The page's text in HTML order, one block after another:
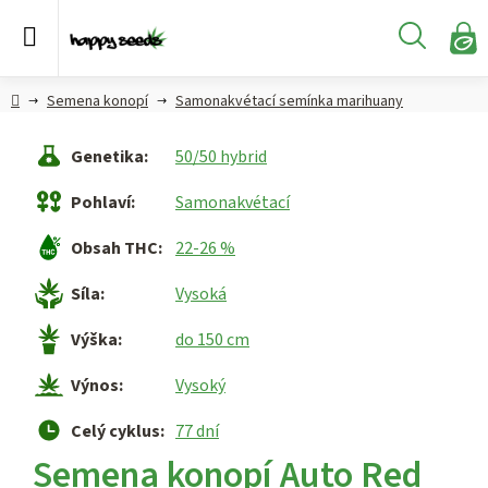
Hledat
Semena
CBD,
CBG a
HHC
konopí
Konopné
produkty
Hašiš
Kratom
HlavníSemena konopí Samonakvétací semínka marihuany
Semena konopí Auto Red
Genetika:
50/50 hybrid
Pohlaví:
Samonakvétací
Obsah THC: 22-26 %
Síla:
Vysoká
Výška:
do 150 cm
Výnos:
Vysoký
Celý cyklus: 77 dní